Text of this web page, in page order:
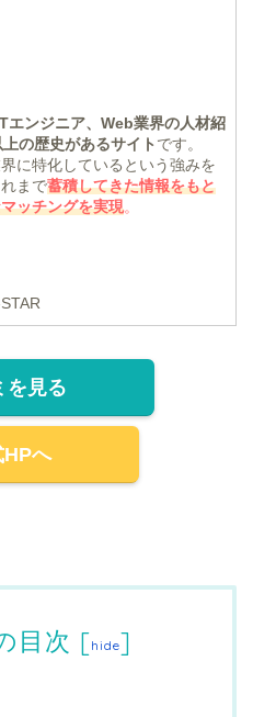
エンジニア、Web業界の人材紹
の歴史があるサイトです。
に特化しているという強みを
まで蓄積してきた情報をもと
ッチングを実現。
を見る
へ
目次 [hide]